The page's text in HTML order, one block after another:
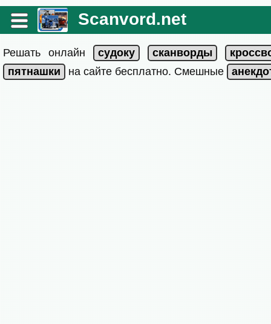
Scanvord.net
Решать онлайн
на сайте бесплатно. Смешные